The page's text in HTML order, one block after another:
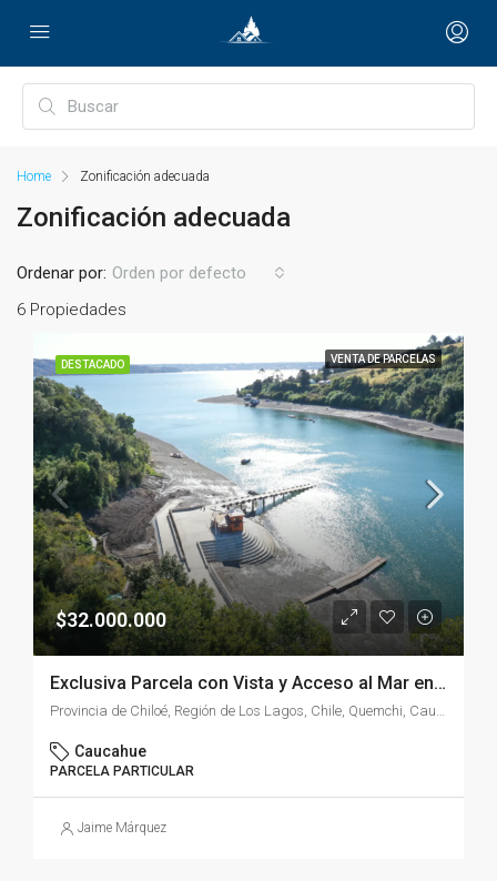
Home Zonificación adecuada
Zonificación adecuada
6 Propiedades
Ordenar por: Orden por defecto
DESTACADO VENTA DE PARCELAS
$32.000.000
Exclusiva Parcela con Vista y Acceso al Mar en Isla Caucahué, Chiloé
Provincia de Chiloé, Región de Los Lagos, Chile, Quemchi, Caucahue, Chile
Caucahue
PARCELA PARTICULAR
Jaime Márquez